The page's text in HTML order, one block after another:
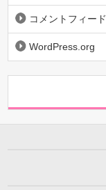
コメントフィード
WordPress.org